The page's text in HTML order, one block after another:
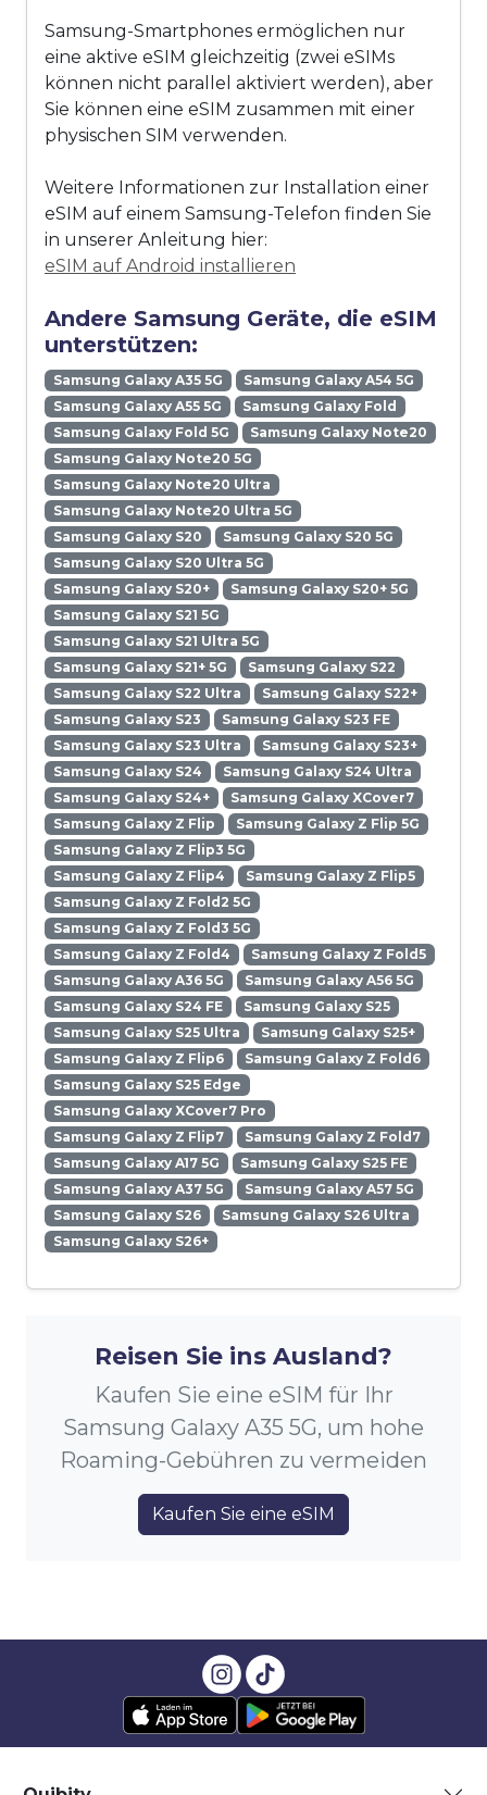
Samsung-Smartphones ermöglichen nur
eine aktive eSIM gleichzeitig (zwei eSIMs
können nicht parallel aktiviert werden), aber
Sie können eine eSIM zusammen mit einer
physischen SIM verwenden.
Weitere Informationen zur Installation einer
eSIM auf einem Samsung-Telefon finden Sie
in unserer Anleitung hier:
eSIM auf Android installieren
Andere Samsung Geräte, die eSIM
unterstützen:
Samsung Galaxy A35 5G
Samsung Galaxy A54 5G
Samsung Galaxy A55 5G
Samsung Galaxy Fold
Samsung Galaxy Fold 5G
Samsung Galaxy Note20
Samsung Galaxy Note20 5G
Samsung Galaxy Note20 Ultra
Samsung Galaxy Note20 Ultra 5G
Samsung Galaxy S20
Samsung Galaxy S20 5G
Samsung Galaxy S20 Ultra 5G
Samsung Galaxy S20+
Samsung Galaxy S20+ 5G
Samsung Galaxy S21 5G
Samsung Galaxy S21 Ultra 5G
Samsung Galaxy S21+ 5G
Samsung Galaxy S22
Samsung Galaxy S22 Ultra
Samsung Galaxy S22+
Samsung Galaxy S23
Samsung Galaxy S23 FE
Samsung Galaxy S23 Ultra
Samsung Galaxy S23+
Samsung Galaxy S24
Samsung Galaxy S24 Ultra
Samsung Galaxy S24+
Samsung Galaxy XCover7
Samsung Galaxy Z Flip
Samsung Galaxy Z Flip 5G
Samsung Galaxy Z Flip3 5G
Samsung Galaxy Z Flip4
Samsung Galaxy Z Flip5
Samsung Galaxy Z Fold2 5G
Samsung Galaxy Z Fold3 5G
Samsung Galaxy Z Fold4
Samsung Galaxy Z Fold5
Samsung Galaxy A36 5G
Samsung Galaxy A56 5G
Samsung Galaxy S24 FE
Samsung Galaxy S25
Samsung Galaxy S25 Ultra
Samsung Galaxy S25+
Samsung Galaxy Z Flip6
Samsung Galaxy Z Fold6
Samsung Galaxy S25 Edge
Samsung Galaxy XCover7 Pro
Samsung Galaxy Z Flip7
Samsung Galaxy Z Fold7
Samsung Galaxy A17 5G
Samsung Galaxy S25 FE
Samsung Galaxy A37 5G
Samsung Galaxy A57 5G
Samsung Galaxy S26
Samsung Galaxy S26 Ultra
Samsung Galaxy S26+
Reisen Sie ins Ausland?
Kaufen Sie eine eSIM für Ihr
Samsung Galaxy A35 5G, um hohe
Roaming-Gebühren zu vermeiden
Kaufen Sie eine eSIM